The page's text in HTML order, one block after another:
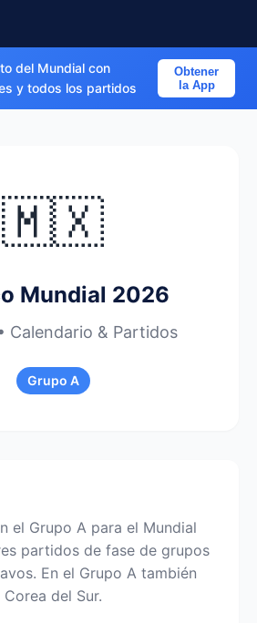
del Mundial con
y todos los partidos
Obtener
la App
🇲🇽
Mundial 2026
Calendario & Partidos
Grupo A
el Grupo A para el Mundial
partidos de fase de grupos
En el Grupo A también
del Sur.